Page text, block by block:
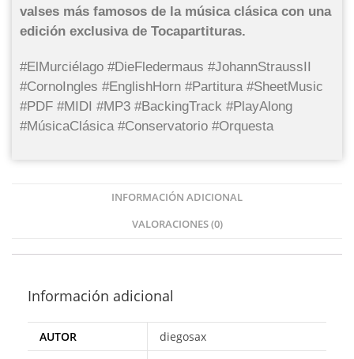
valses más famosos de la música clásica con una
edición exclusiva de Tocapartituras.
#ElMurciélago #DieFledermaus #JohannStraussII
#CornoIngles #EnglishHorn #Partitura #SheetMusic
#PDF #MIDI #MP3 #BackingTrack #PlayAlong
#MúsicaClásica #Conservatorio #Orquesta
INFORMACIÓN ADICIONAL
VALORACIONES (0)
Información adicional
AUTOR
diegosax